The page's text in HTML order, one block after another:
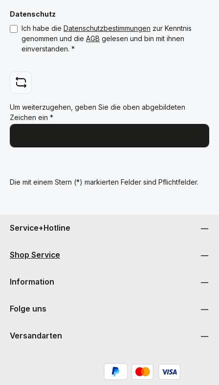
Datenschutz
Ich habe die Datenschutzbestimmungen zur Kenntnis
genommen und die AGB gelesen und bin mit ihnen
einverstanden. *
Um weiterzugehen, geben Sie die oben abgebildeten
Zeichen ein *
Die mit einem Stern (*) markierten Felder sind Pflichtfelder.
Service+Hotline
Shop Service
Information
Folge uns
Versandarten